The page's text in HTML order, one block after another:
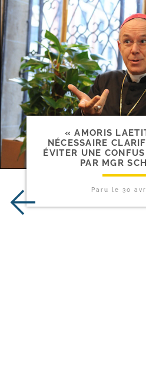
« AMORIS
NÉCESSAIRE
ÉVITER UNE
PAR MGR
Paru le 30